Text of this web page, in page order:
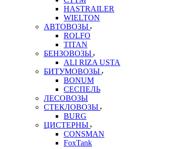
HASTRAILER
WIELTON
АВТОВОЗЫ
ROLFO
TITAN
БЕНЗОВОЗЫ
ALI RIZA USTA
БИТУМОВОЗЫ
BONUM
СЕСПЕЛЬ
ЛЕСОВОЗЫ
СТЕКЛОВОЗЫ
BURG
ЦИСТЕРНЫ
CONSMAN
FoxTank